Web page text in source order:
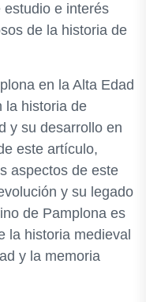
estudio e interés
de la historia de
en la Alta Edad
la historia de
y su desarrollo en
este artículo,
aspectos de este
y su legado
de Pamplona es
la historia medieval
y la memoria